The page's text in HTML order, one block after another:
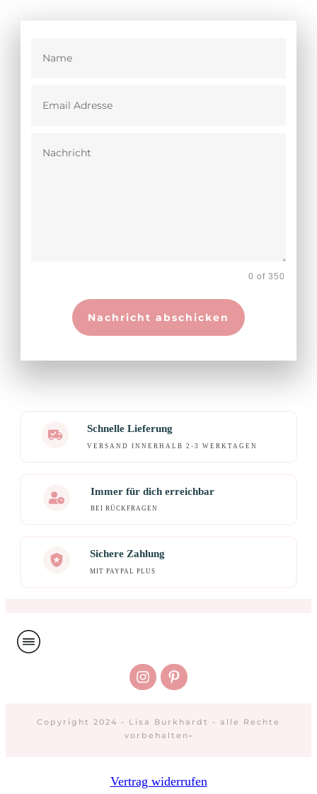
0 of 350
Nachricht abschicken
Schnelle Lieferung
VERSAND INNERHALB 2-3 WERKTAGEN
Immer für dich erreichbar
BEI RÜCKFRAGEN
Sichere Zahlung
MIT PAYPAL PLUS
Copyright 2024 - Lisa Burkhardt - alle Rechte
vorbehalten-
Vertrag widerrufen